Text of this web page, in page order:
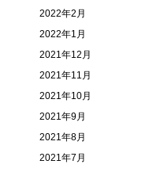
2022年2月
2022年1月
2021年12月
2021年11月
2021年10月
2021年9月
2021年8月
2021年7月